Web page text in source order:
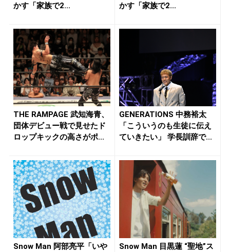
かす「家族で2...
かす「家族で2...
THE RAMPAGE 武知海青、
団体デビュー戦で見せたド
ロップキックの高さがポ...
GENERATIONS 中務裕太
「こういうのも生徒に伝え
ていきたい」 学長訓辞で...
Snow Man 阿部亮平「いや
Snow Man 目黒蓮 “聖地”ス